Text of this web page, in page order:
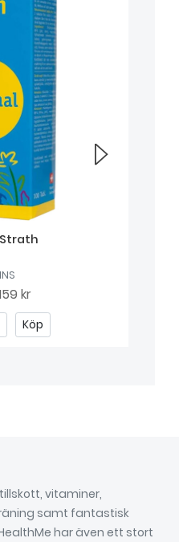
kr
Köp
vitaminer,
samt fantastisk
har även ett stort